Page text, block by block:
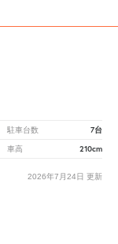
駐車台数 7台
車高 210cm
2026年7月24日 更新